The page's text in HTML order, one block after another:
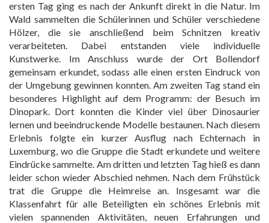
ersten Tag ging es nach der Ankunft direkt in die Natur. Im
Wald sammelten die Schülerinnen und Schüler verschiedene
Hölzer, die sie anschließend beim Schnitzen kreativ
verarbeiteten. Dabei entstanden viele individuelle
Kunstwerke. Im Anschluss wurde der Ort Bollendorf
gemeinsam erkundet, sodass alle einen ersten Eindruck von
der Umgebung gewinnen konnten. Am zweiten Tag stand ein
besonderes Highlight auf dem Programm: der Besuch im
Dinopark. Dort konnten die Kinder viel über Dinosaurier
lernen und beeindruckende Modelle bestaunen. Nach diesem
Erlebnis folgte ein kurzer Ausflug nach Echternach in
Luxemburg, wo die Gruppe die Stadt erkundete und weitere
Eindrücke sammelte. Am dritten und letzten Tag hieß es dann
leider schon wieder Abschied nehmen. Nach dem Frühstück
trat die Gruppe die Heimreise an. Insgesamt war die
Klassenfahrt für alle Beteiligten ein schönes Erlebnis mit
vielen spannenden Aktivitäten, neuen Erfahrungen und